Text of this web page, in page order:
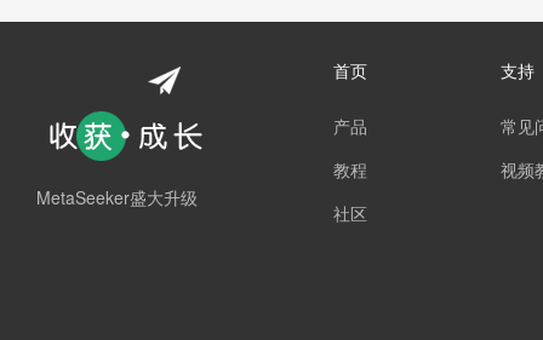
MetaSeeker盛大升级
首页
产品
教程
社区
支持
常见
视频